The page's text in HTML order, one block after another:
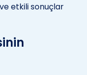
etkili sonuçlar